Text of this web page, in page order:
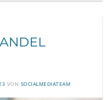
VON SOCIALMEDIATEAM